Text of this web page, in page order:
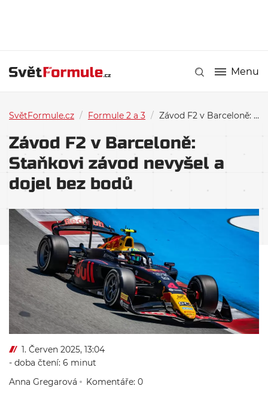
Menu
SvětFormule.cz / Formule 2 a 3 / Závod F2 v Barceloně: Staňkovi závod nevyšel a dojel bez bodů
Závod F2 v Barceloně:
Staňkovi závod nevyšel a
dojel bez bodů
1. Červen 2025, 13:04
- doba čtení: 6 minut
Anna Gregarová
Komentáře: 0